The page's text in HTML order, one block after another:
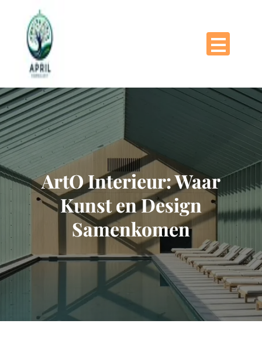
ArtO Interieur: Waar
Kunst en Design
Samenkomen